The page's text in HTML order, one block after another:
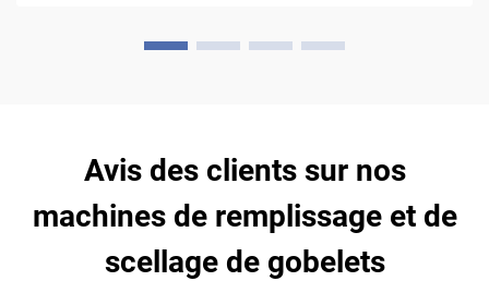
Avis des clients sur nos
machines de remplissage et de
scellage de gobelets